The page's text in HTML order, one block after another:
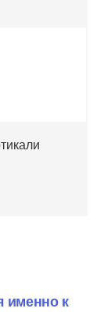
именно к